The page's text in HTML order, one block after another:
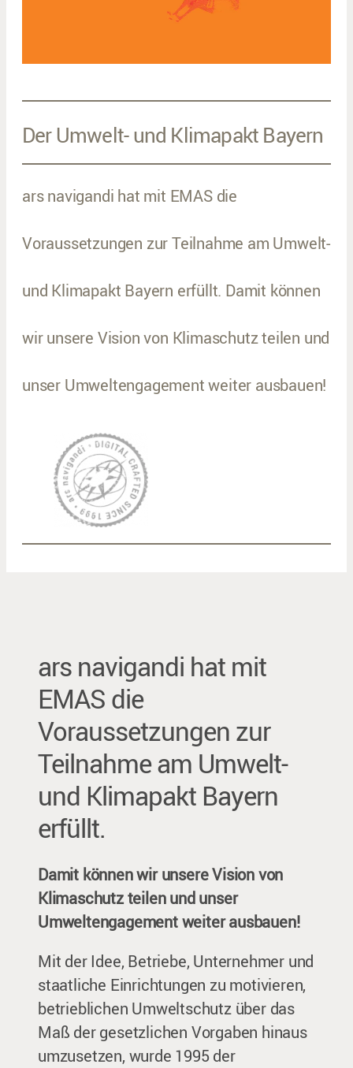
Der Umwelt- und Klimapakt Bayern
ars navigandi hat mit EMAS die
Voraussetzungen zur Teilnahme am Umwelt-
und Klimapakt Bayern erfüllt. Damit können
wir unsere Vision von Klimaschutz teilen und
unser Umweltengagement weiter ausbauen!
ars navigandi hat mit
EMAS die
Voraussetzungen zur
Teilnahme am Umwelt-
und Klimapakt Bayern
erfüllt.
Damit können wir unsere Vision von
Klimaschutz teilen und unser
Umweltengagement weiter ausbauen!
Mit der Idee, Betriebe, Unternehmer und
staatliche Einrichtungen zu motivieren,
betrieblichen Umweltschutz über das
Maß der gesetzlichen Vorgaben hinaus
umzusetzen, wurde 1995 der